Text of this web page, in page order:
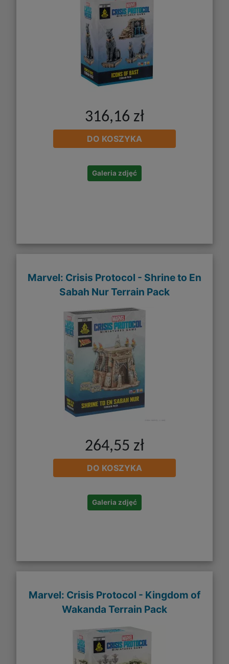
316,16 zł
DO KOSZYKA
Galeria zdjęć
Marvel: Crisis Protocol - Shrine to En
Sabah Nur Terrain Pack
264,55 zł
DO KOSZYKA
Galeria zdjęć
Marvel: Crisis Protocol - Kingdom of
Wakanda Terrain Pack